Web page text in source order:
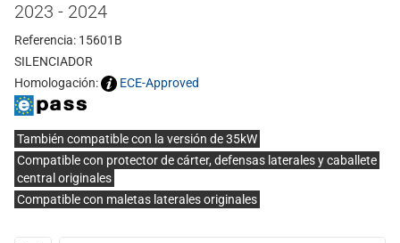
2023 - 2024
Referencia: 15601B
SILENCIADOR
Homologación:
ECE-Approved
También compatible con la versión de 35kW
Compatible con protector de cárter, defensas laterales y caballete
central originales
Compatible con maletas laterales originales